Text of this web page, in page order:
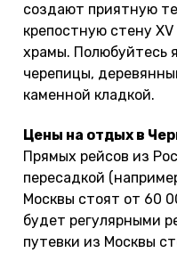
создают приятную
крепостную стену
храмы. Полюбуйтесь
черепицы,
каменной кладкой.
Цены на отдых в
Прямых рейсов из
пересадкой
Москвы стоят от 60
будет регулярными
путевки из Москвы